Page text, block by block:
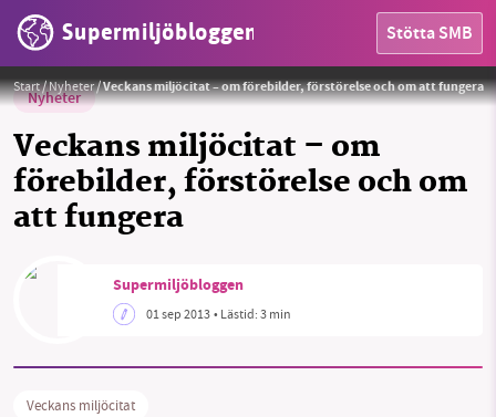
Supermiljöbloggen Stötta SMB
HEM
OMRÅDEN
Start/Nyheter/Veckans miljöcitat – om förebilder, förstörelse och om att fungera
Nyheter
Veckans miljöcitat – om
förebilder, förstörelse och om
att fungera
Supermiljöbloggen
01 sep 2013• Lästid:3 min
Veckans miljöcitat